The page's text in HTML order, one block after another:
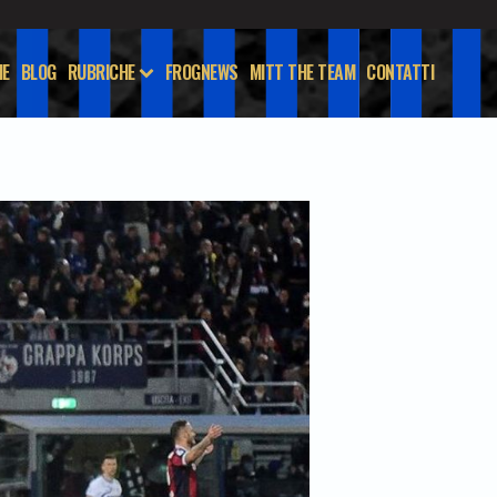
BLOG RUBRICHE FROGNEWS MITT THE TEAM CONTATTI